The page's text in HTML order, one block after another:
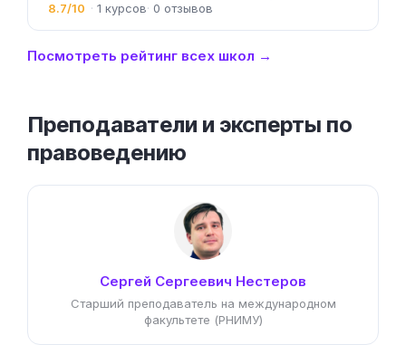
8.7/10 1 0
Посмотреть рейтинг всех школ →
Преподаватели и эксперты по
правоведению
Сергей Сергеевич Нестеров
Старший преподаватель на международном
факультете (РНИМУ)